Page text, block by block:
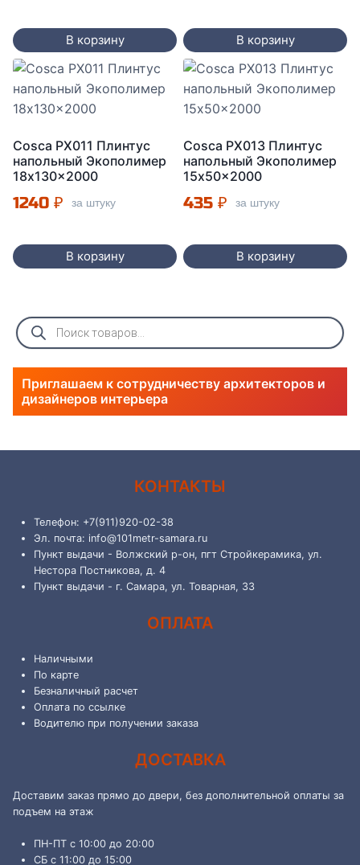
В корзину В корзину
Cosca PX011 Плинтус
напольный Экополимер
18x130x2000
1240 ₽ за штуку
В корзину
Cosca PX013 Плинтус
напольный Экополимер
15x50x2000
435 ₽ за штуку
В корзину
Поиск
товаров
Приглашаем к сотрудничеству архитекторов и
дизайнеров интерьера
КОНТАКТЫ
Телефон: +7(911)920-02-38
Эл. почта: info@101metr-samara.ru
Пункт выдачи - Волжский р-он, пгт Стройкерамика, ул.
Нестора Постникова, д. 4
Пункт выдачи - г. Самара, ул. Товарная, 33
ОПЛАТА
Наличными
По карте
Безналичный расчет
Оплата по ссылке
Водителю при получении заказа
ДОСТАВКА
Доставим заказ прямо до двери, без дополнительной оплаты за
подъем на этаж
ПН-ПТ с 10:00 до 20:00
СБ с 11:00 до 15:00